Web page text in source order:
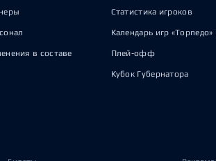
в составе
Статистика игроков
Календарь игр «Торпедо»
Плей-офф
Кубок Губернатора